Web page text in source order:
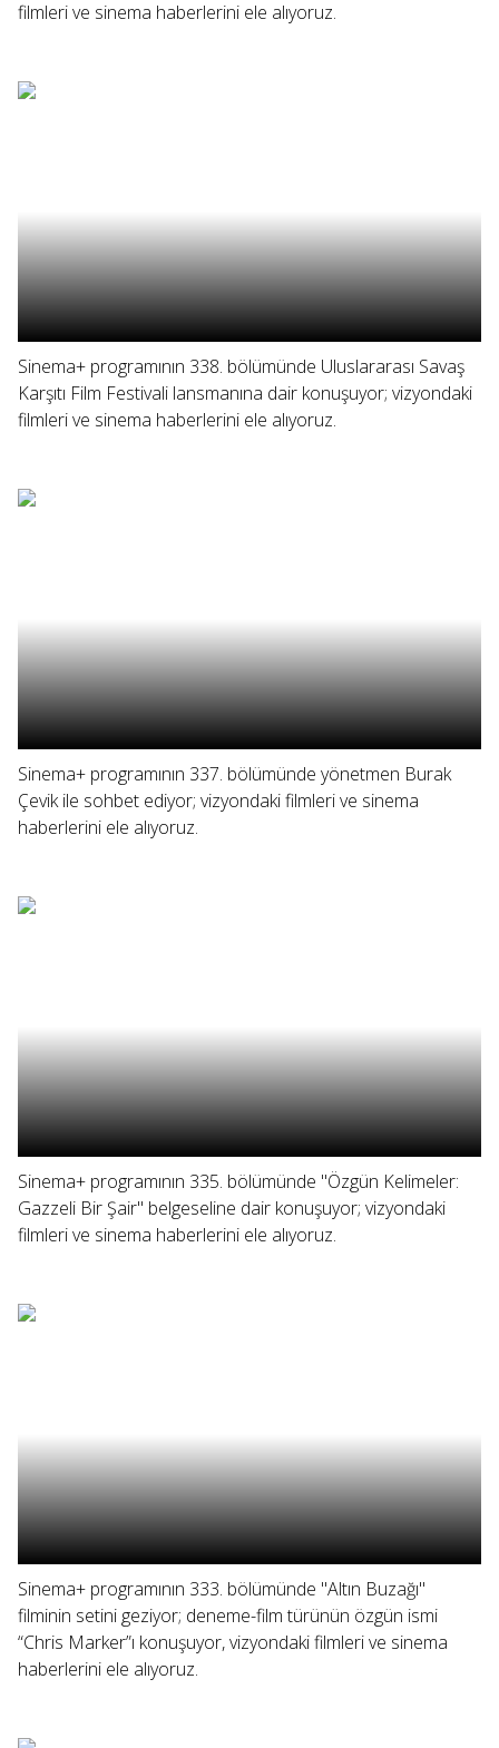
filmleri ve sinema haberlerini ele alıyoruz.
Sinema+ programının 338. bölümünde Uluslararası Savaş
Karşıtı Film Festivali lansmanına dair konuşuyor; vizyondaki
filmleri ve sinema haberlerini ele alıyoruz.
Sinema+ programının 337. bölümünde yönetmen Burak
Çevik ile sohbet ediyor; vizyondaki filmleri ve sinema
haberlerini ele alıyoruz.
Sinema+ programının 335. bölümünde "Özgün Kelimeler:
Gazzeli Bir Şair" belgeseline dair konuşuyor; vizyondaki
filmleri ve sinema haberlerini ele alıyoruz.
Sinema+ programının 333. bölümünde "Altın Buzağı"
filminin setini geziyor; deneme-film türünün özgün ismi
“Chris Marker”ı konuşuyor, vizyondaki filmleri ve sinema
haberlerini ele alıyoruz.